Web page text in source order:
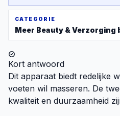
CATEGORIE
Meer Beauty & Verzorging
Kort antwoord
Dit apparaat biedt redelijke
voeten wil masseren. De
kwaliteit en duurzaamheid